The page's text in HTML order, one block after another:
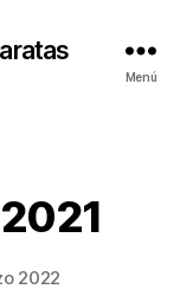
Menú
2022